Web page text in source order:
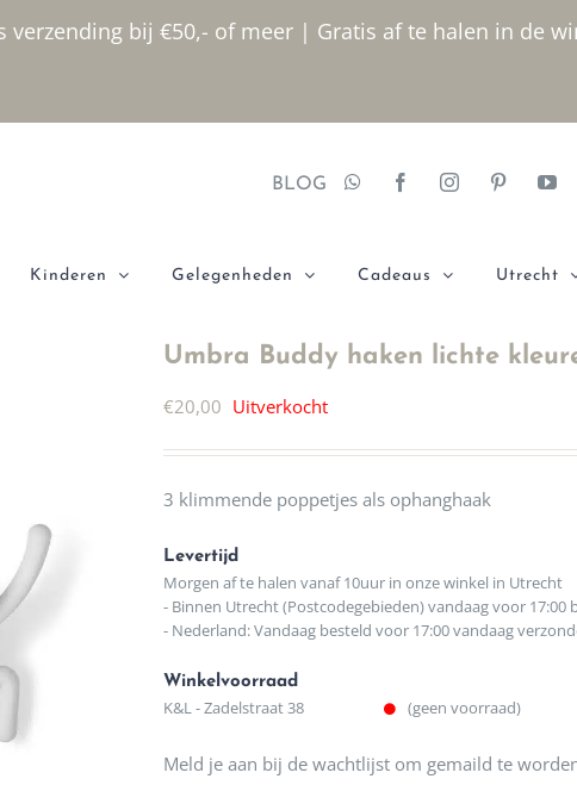
bij €50,- of meer | Gratis af te halen in de
BLOG
Kinderen Gelegenheden Cadeaus Utrecht
Umbra Buddy haken lichte
€20,00 Uitverkocht
3 klimmende poppetjes als ophanghaak
Levertijd
Morgen af te halen vanaf 10uur in onze winkel in Utrecht
- Binnen Utrecht (Postcodegebieden) vandaag voor
- Nederland: Vandaag besteld voor 17:00 vandaag
Winkelvoorraad
K&L - Zadelstraat 38 (geen voorraad)
Meld je aan bij de wachtlijst om gemaild te